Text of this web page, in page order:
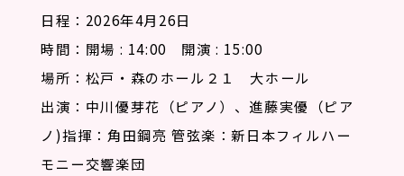
日程：2026年4月26日
時間：開場 : 14:00 開演 : 15:00
場所：松戸・森のホール２１ 大ホール
出演：中川優芽花（ピアノ）、進藤実優（ピア
ノ)指揮：角田鋼亮 管弦楽：新日本フィルハー
モニー交響楽団